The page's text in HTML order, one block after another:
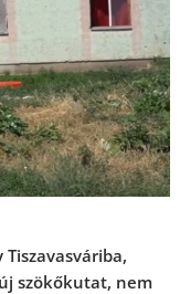
szökőkutat, nem